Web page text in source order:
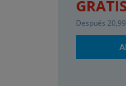
Después 20,99